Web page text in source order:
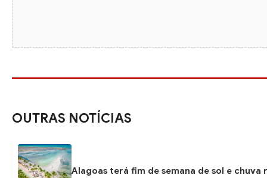
OUTRAS NOTÍCIAS
Alagoas terá fim de semana de sol e